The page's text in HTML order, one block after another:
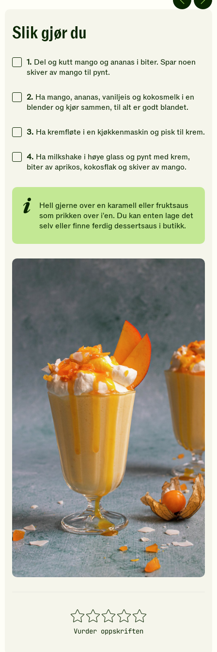
stjerner.
Klikk
å
gi
gi
din
av
gi
Slik gjør du
1. Del og kutt mango og ananas i biter. Spar noen
skiver av mango til pynt.
2. Ha mango, ananas, vaniljeis og kokosmelk i en
blender og kjør sammen, til alt er godt blandet.
3. Ha kremfløte i en kjøkkenmaskin og pisk til krem.
4. Ha milkshake i høye glass og pynt med krem,
biter av aprikos, kokosflak og skiver av mango.
Hell gjerne over en karamell eller fruktsaus
som prikken over i'en. Du kan enten lage det
selv eller finne ferdig dessertsaus i butikk.
1
stjerner
2
stjerner
3
stjerner
4
stjerner
5
stjerner
Vurder oppskriften